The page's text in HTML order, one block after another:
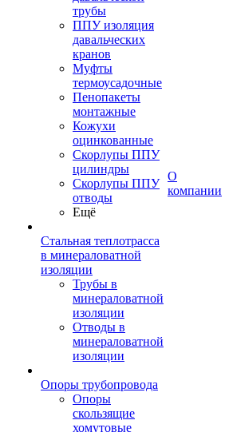
трубы
ППУ изоляция
давальческих
кранов
Муфты
термоусадочные
Пенопакеты
монтажные
Кожухи
оцинкованные
Скорлупы ППУ
цилиндры
Скорлупы ППУ
отводы
Ещё
Стальная теплотрасса
в минераловатной
изоляции
Трубы в
минераловатной
изоляции
Отводы в
минераловатной
изоляции
Опоры трубопровода
Опоры
скользящие
хомутовые
О
компании